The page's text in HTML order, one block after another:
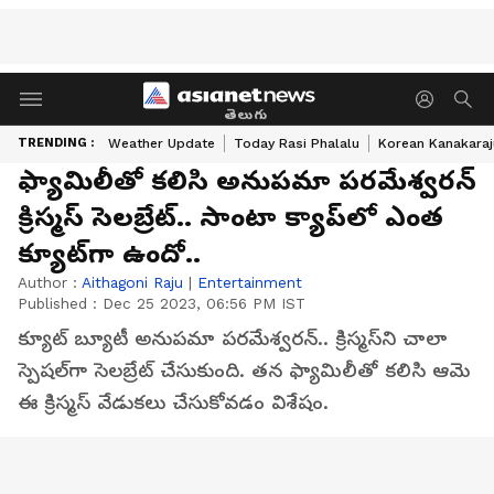
తెలుగు
TRENDING : Weather Update Today Rasi Phalalu Korean
ఫ్యామిలీతో కలిసి అనుపమా పరమేశ్వరన్‌
క్రిస్మస్‌ సెలబ్రేట్‌.. సాంటా క్యాప్‌లో ఎంత
క్యూట్‌గా ఉందో..
Author : Aithagoni Raju | Entertainment
Published : Dec 25 2023, 06:56 PM IST
క్యూట్‌ బ్యూటీ అనుపమా పరమేశ్వరన్‌.. క్రిస్మస్‌ని చాలా
స్పెషల్‌గా సెలబ్రేట్‌ చేసుకుంది. తన ఫ్యామిలీతో కలిసి ఆమె
ఈ క్రిస్మస్‌ వేడుకలు చేసుకోవడం విశేషం.